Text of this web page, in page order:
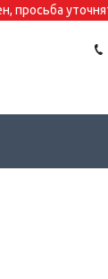
просьба